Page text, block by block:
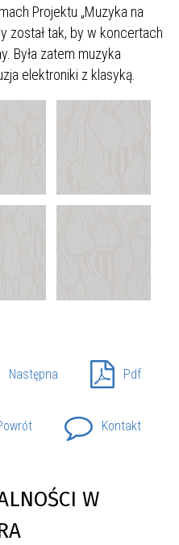
Projektu „Muzyka na
został tak, by w koncertach
Była zatem muzyka
elektroniki z klasyką.
Następna Pdf
Kontakt
W